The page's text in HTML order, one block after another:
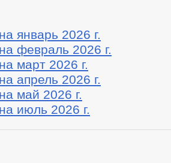
январь 2026 г.
февраль 2026 г.
март 2026 г.
апрель 2026 г.
май 2026 г.
июль 2026 г.